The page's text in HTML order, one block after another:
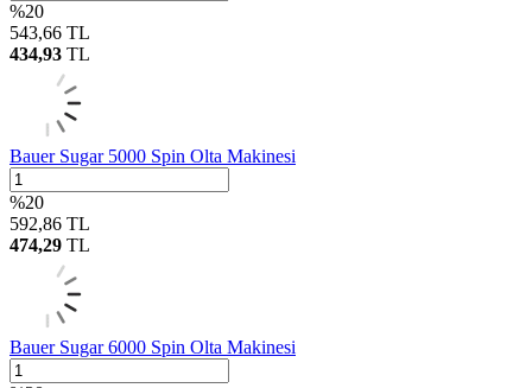
%20
543,66 TL
434,93 TL
Bauer Sugar 5000 Spin Olta Makinesi
%20
592,86 TL
474,29 TL
Bauer Sugar 6000 Spin Olta Makinesi